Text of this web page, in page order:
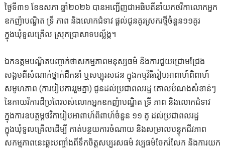
ថ្ងៃទី៣១ ខែឧសភា ឆ្នាំ២០២៦ បានអញ្ជើញជាអធិបតីនាំយកថវិកាលោកអ្នក
ឧកញ៉ាបណ្ឌិត ទ្រី ភាព និងលោកជំទាវ ផ្តល់ជូនគូរស្រករថ្មីចំនួន១១គូរ
ក្នុងឃុំទួលគ្រើល ស្រុកប្រាសាទបល្ល័ង្ក។
ឯកឧត្តមបណ្ឌិតបញ្ចាក់ថាសកម្មភាពមនុស្សធម៌ និងការជួយជ្រោមជ្រែង
សង្គមពីសំណាក់ថ្នាក់ដឹកនាំ ឬសប្បុរសជន ក្នុងកម្មវិធីរៀបអាពាហ៍ពិពាហ៍
សមូហភាព (ការរៀបការរួមគ្នា) ជូនដល់ប្រជាពលរដ្ឋ គោលបំណងសំខាន់ៗ
នៃកាយវិការដ៏ប្រពៃរបស់លោកអ្នកឧកញ៉ាបណ្ឌិត ទ្រី ភាព និងលោកជំទាវ
ក្នុងការឧបត្ថម្ភថវិការៀបអាពាហ៍ពិពាហ៍ចំនួន ១១ គូ ដល់ប្រជាពលរដ្ឋ
ក្នុងឃុំទួលគ្រើលដើម្បី កាត់បន្ថយការចំណាយ និងសម្រាលបន្ទុកជីវភាព
សកម្មភាពនេះឆ្លុះបញ្ចាំងពីទឹកចិត្តសប្បុរសធម៌ វប្បធម៌ចែករំលែក និងការយក